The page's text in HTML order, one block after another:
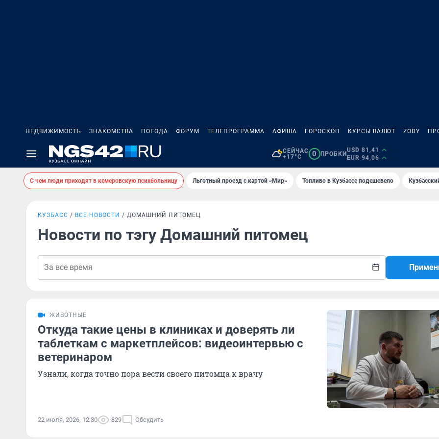
НЕДВИЖИМОСТЬ ЗНАКОМСТВА ПОГОДА ФОРУМ ТЕЛЕПРОГРАММА АФИША ГОРОСКОП КУРСЫ ВАЛЮТ ZODY
СЕЙЧАС
+17°C
0 ПРОБКИ
USD 81,41
EUR 94,06
С чем люди приходят в кемеровскую психбольницу Льготный проезд с картой «Мир» Топливо в Кузбассе подешевело
КУЗБАСС ВСЕ НОВОСТИ ДОМАШНИЙ ПИТОМЕЦ
Новости по тэгу Домашний питомец
ЖИВОТНЫЕ
Откуда такие цены в клиниках и доверять ли
таблеткам с маркетплейсов: видеоинтервью с
ветеринаром
Узнали, когда точно пора вести своего питомца к врачу
22 июля, 2026, 12:30 829 Обсудить